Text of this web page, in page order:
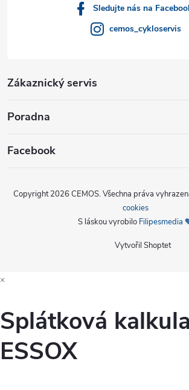
Sledujte nás na
cemos_cykloservis
Zákaznický servis
Poradna
Facebook
Vytvořil Shoptet
Copyright 2026 CEMOS. Všechna práva
cookies
S láskou vyrobilo Filipesmedia
×
Splátková
ESSOX